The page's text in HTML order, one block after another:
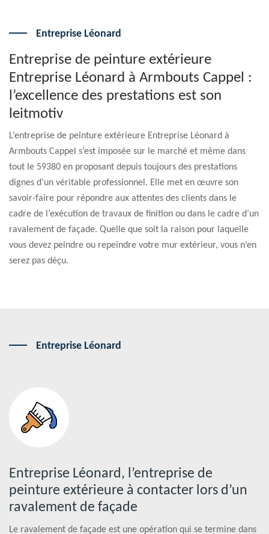
Entreprise Léonard
Entreprise de peinture extérieure
Entreprise Léonard à Armbouts Cappel :
l’excellence des prestations est son
leitmotiv
L’entreprise de peinture extérieure Entreprise Léonard à
Armbouts Cappel s’est imposée sur le marché et même dans
tout le 59380 en proposant depuis toujours des prestations
dignes d’un véritable professionnel. Elle met en œuvre son
savoir-faire pour répondre aux attentes des clients dans le
cadre de l’exécution de travaux de finition ou dans le cadre d’un
ravalement de façade. Quelle que soit la raison pour laquelle
vous devez peindre ou repeindre votre mur extérieur, vous n’en
serez pas déçu.
Entreprise Léonard
Entreprise Léonard, l’entreprise de
peinture extérieure à contacter lors d’un
ravalement de façade
Le ravalement de façade est une opération qui se termine dans